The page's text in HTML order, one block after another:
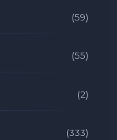
(59)
(55)
(2)
(333)